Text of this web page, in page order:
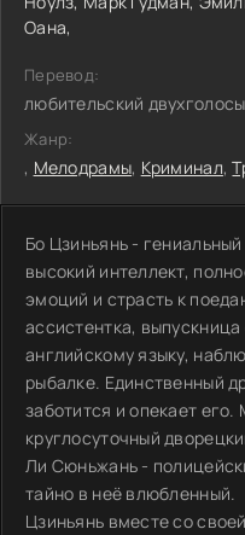
Оана,
Перевод:
любительский
Жанр:
, Мелодрамы, Криминал,
Бо Цзиньянь -
высокий интеллект,
эмоций и страсть к
ассистентка,
английскому языку,
рыбалке. Единственный
заботится и опекает
круглосуточный
Ли Сюньжань -
тайно в неё влюбленный.
Цзиньянь вместе со